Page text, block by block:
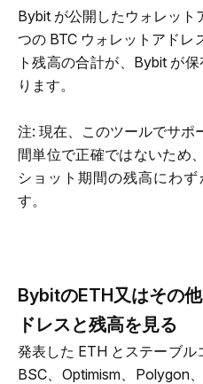
Bybit が公開したウォレッ
つの BTC ウォレットアドレ
ト残高の合計が、Bybit が
ります。
注: 現在、このツールでサポ
間単位で正確ではないため
ショット期間の残高にわ
す。
BybitのETH又はその
ドレスと残高を見る
発表した ETH とステーブル
BSC、Optimism、Polygon